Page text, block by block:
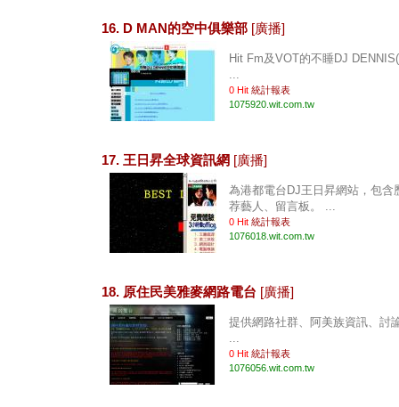
16. D MAN的空中俱樂部 [廣播]
Hit Fm及VOT的不睡DJ
...
0 Hit 統計報表
1075920.wit.com.tw
17. 王日昇全球資訊網 [廣播]
為港都電台DJ王日昇網站，包含
荐藝人、留言板。 ...
0 Hit 統計報表
1076018.wit.com.tw
18. 原住民美雅麥網路電台 [廣播]
提供網路社群、阿美族資訊、討
...
0 Hit 統計報表
1076056.wit.com.tw